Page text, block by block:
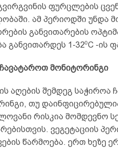
ფურცლების
ამ პერიოდში უნდა
განვითარების
განვითარდეს 1-320C -ის
მონიტორინგი
აღების შემდეგ საჭიროა
თუ
რისკია მომდევნო
ვეგეტაციის
წარმოება. ერთ ხეზე